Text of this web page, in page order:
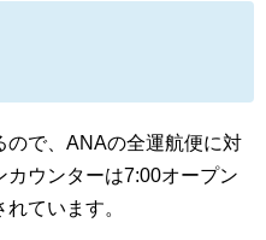
ので、ANAの全運航便に対
ウンターは7:00オープン
ています。